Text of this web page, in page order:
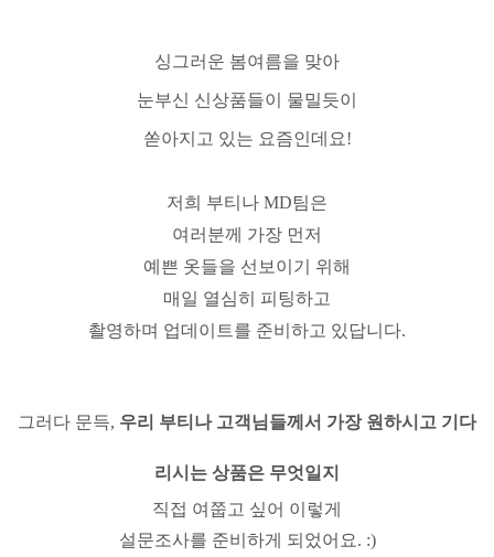
싱그러운 봄여름을 맞아
눈부신 신상품들이 물밀듯이
쏟아지고 있는 요즘인데요!
저희 부티나 MD팀은
여러분께 가장 먼저
예쁜 옷들을 선보이기 위해
매일 열심히 피팅하고
촬영하며 업데이트를 준비하고 있답니다.
그러다 문득, 우리 부티나 고객님들께서 가장 원하시고 기다
리시는 상품은 무엇일지
직접 여쭙고 싶어 이렇게
설문조사를 준비하게 되었어요. :)